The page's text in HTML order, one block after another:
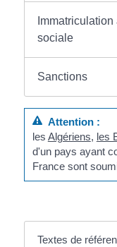
sociale
Sanctions
Attention :
les Algériens, les
d'un pays ayant
France sont
Textes de